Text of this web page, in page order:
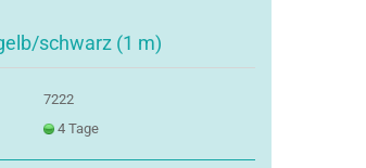
schwarz (1 m)
7222
4 Tage